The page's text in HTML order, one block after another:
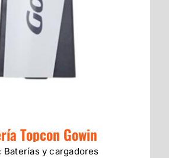
Topcon Gowin
Baterías y cargadores